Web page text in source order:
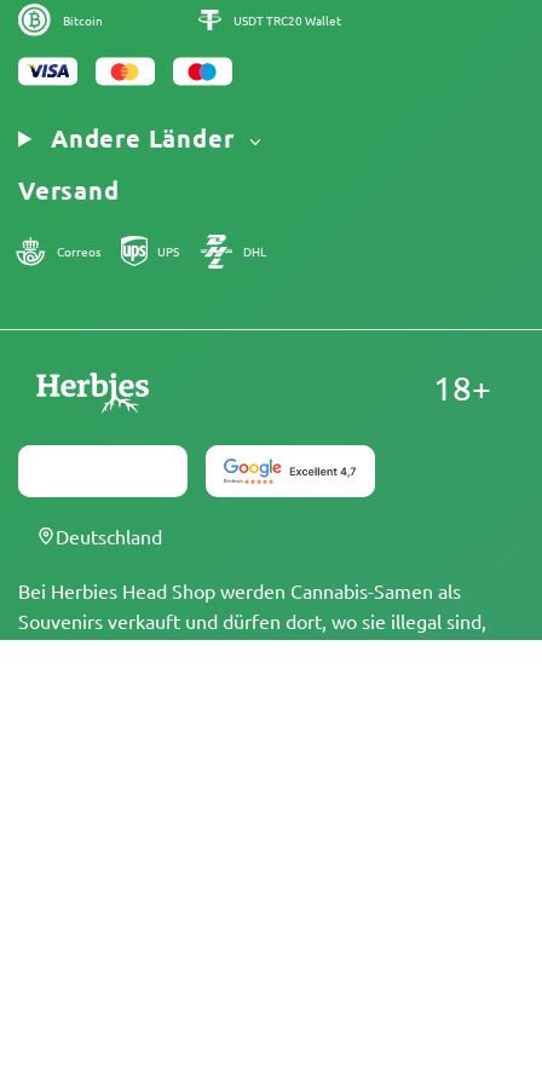
Bitcoin USDT TRC20 Wallet
Andere Länder
Versand
Correos UPS DHL
Bei Herbies Head Shop werden Cannabis-Samen als
Souvenirs verkauft und dürfen dort, wo sie illegal sind,
18+
Deutschland